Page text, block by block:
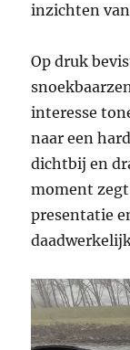
inzichten
Op druk
interesse
naar een
dichtbij en
moment zegt
presentatie